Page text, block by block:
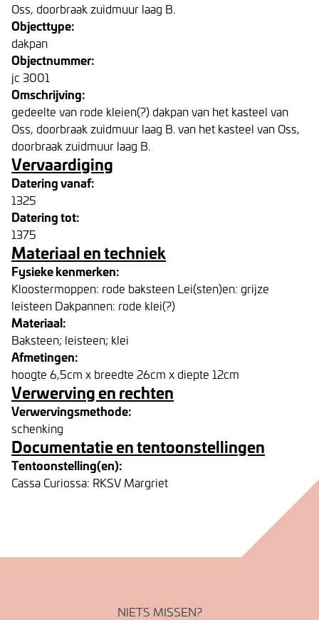
Oss, doorbraak zuidmuur laag B.
Objecttype:
dakpan
Objectnummer:
jc 3001
Omschrijving:
gedeelte van rode kleien(?) dakpan van het kasteel van
Oss, doorbraak zuidmuur laag B. van het kasteel van Oss,
doorbraak zuidmuur laag B.
Vervaardiging
Datering vanaf:
1325
Datering tot:
1375
Materiaal en techniek
Fysieke kenmerken:
Kloostermoppen: rode baksteen Lei(sten)en: grijze
leisteen Dakpannen: rode klei(?)
Materiaal:
Baksteen; leisteen; klei
Afmetingen:
hoogte 6,5cm x breedte 26cm x diepte 12cm
Verwerving en rechten
Verwervingsmethode:
schenking
Documentatie en tentoonstellingen
Tentoonstelling(en):
Cassa Curiossa: RKSV Margriet
NIETS MISSEN?